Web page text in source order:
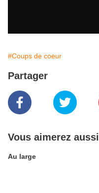
#Coups de coeur
Partager
Vous aimerez aussi
Au large